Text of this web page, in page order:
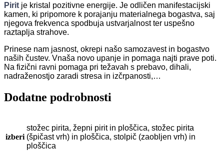
Pirit je kristal pozitivne energije. Je odličen manifestacijski
kamen, ki pripomore k porajanju materialnega bogastva, saj
njegova frekvenca spodbuja ustvarjalnost ter uspešno
raztaplja strahove.
Prinese nam jasnost, okrepi našo samozavest in bogastvo
naših čustev. Vnaša novo upanje in pomaga najti prave poti.
Na fizični ravni pomaga pri težavah s prebavo, dihali,
nadraženostjo zaradi stresa in izčrpanosti,…
Dodatne podrobnosti
izberi
stožec pirita, žepni pirit in ploščica, stožec pirita
(špičast vrh) in ploščica, stolpič (zaobljen vrh) in
ploščica